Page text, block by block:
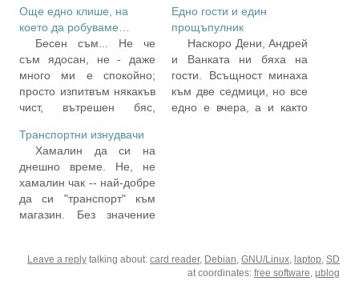
Още едно клише, на
което да робуваме…
Бесен съм... Не че
съм ядосан, не - даже
много ми е спокойно;
просто изпитвъм някакъв
чист, вътрешен бяс,
вселената и нейното
"42". И в същото време
не ми пука, защото "така
стоят нещата"... Явно
банките диктуват
статуквото. Ако някой
Едно гости и един
прощъпулник
Наскоро Дени, Андрей
и Ванката ни бяха на
гости. Всъщност минаха
към две седмици, но все
едно е вчера, а и както
Транспортни изнудвачи
Хамалин да си на
днешно време. Не, не
хамалин чак -- най-добре
да си "транспорт" към
магазин. Без значение
обемисти неща -- всичко
Leave a reply talking about: card reader, Debian GNU/Linux laptop SD
at coordinates: free software µblog